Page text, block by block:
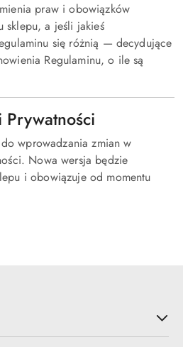
praw i obowiązków
sklepu, a jeśli jakieś
się różnią — decydujące
Regulaminu, o ile są
Prywatności
wprowadzania zmian w
Nowa wersja będzie
i obowiązuje od momentu